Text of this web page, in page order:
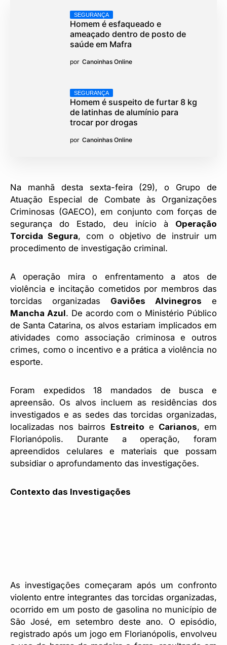
SEGURANÇA
Homem é esfaqueado e
ameaçado dentro de posto de
saúde em Mafra
por Canoinhas Online
SEGURANÇA
Homem é suspeito de furtar 8 kg
de latinhas de alumínio para
trocar por drogas
por Canoinhas Online
Na manhã desta sexta-feira (29), o Grupo de
Atuação Especial de Combate às Organizações
Criminosas (GAECO), em conjunto com forças de
segurança do Estado, deu início à Operação
Torcida Segura, com o objetivo de instruir um
procedimento de investigação criminal.
A operação mira o enfrentamento a atos de
violência e incitação cometidos por membros das
torcidas organizadas Gaviões Alvinegros e
Mancha Azul. De acordo com o Ministério Público
de Santa Catarina, os alvos estariam implicados em
atividades como associação criminosa e outros
crimes, como o incentivo e a prática a violência no
esporte.
Foram expedidos 18 mandados de busca e
apreensão. Os alvos incluem as residências dos
investigados e as sedes das torcidas organizadas,
localizadas nos bairros Estreito e Carianos, em
Florianópolis. Durante a operação, foram
apreendidos celulares e materiais que possam
subsidiar o aprofundamento das investigações.
Contexto das Investigações
As investigações começaram após um confronto
violento entre integrantes das torcidas organizadas,
ocorrido em um posto de gasolina no município de
São José, em setembro deste ano. O episódio,
registrado após um jogo em Florianópolis, envolveu